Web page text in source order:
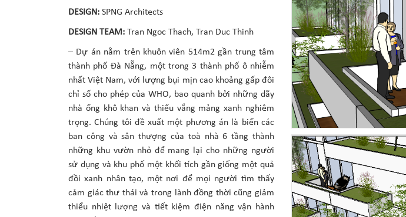
DESIGN: SPNG Architects
DESIGN TEAM: Tran Ngoc Thach, Tran Duc Thinh
– Dự án nằm trên khuôn viên 514m2 gần trung tâm
thành phố Đà Nẵng, một trong 3 thành phố ô nhiễm
nhất Việt Nam, với lượng bụi mịn cao khoảng gấp đôi
chỉ số cho phép của WHO, bao quanh bởi những dãy
nhà ống khô khan và thiếu vắng mảng xanh nghiêm
trọng. Chúng tôi đề xuất một phương án là biến các
ban công và sân thượng của toà nhà 6 tầng thành
những khu vườn nhỏ để mang lại cho những người
sử dụng và khu phố một khối tích gần giống một quả
đồi xanh nhân tạo, một nơi để mọi người tìm thấy
cảm giác thư thái và trong lành đồng thời cũng giảm
thiểu nhiệt lượng và tiết kiệm điện năng vận hành